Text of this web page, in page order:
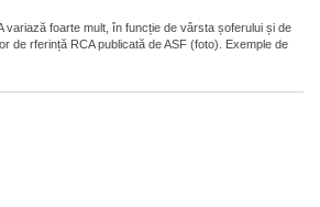
variază foarte mult, în funcție de vârsta șoferului și de
de rferință RCA publicată de ASF (foto). Exemple de